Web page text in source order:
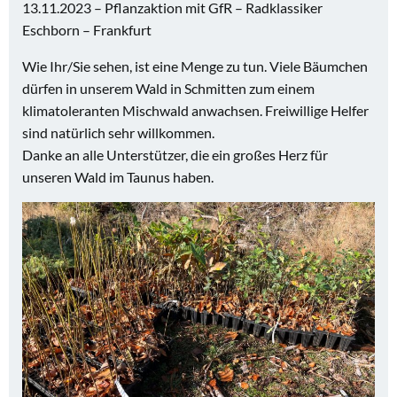
13.11.2023 – Pflanzaktion mit GfR – Radklassiker
Eschborn – Frankfurt
Wie Ihr/Sie sehen, ist eine Menge zu tun. Viele Bäumchen
dürfen in unserem Wald in Schmitten zum einem
klimatoleranten Mischwald anwachsen. Freiwillige Helfer
sind natürlich sehr willkommen.
Danke an alle Unterstützer, die ein großes Herz für
unseren Wald im Taunus haben.